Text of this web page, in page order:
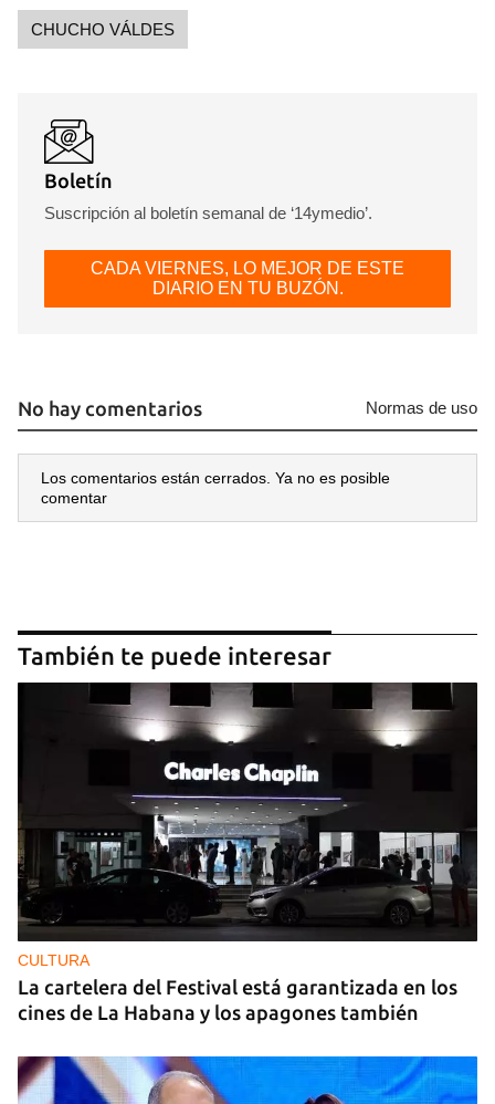
INICIAR SESIÓN
CHUCHO VÁLDES
Boletín
Suscripción al boletín semanal de ‘14ymedio’.
CADA VIERNES, LO MEJOR DE ESTE
DIARIO EN TU BUZÓN.
No hay comentarios Normas de uso
Los comentarios están cerrados. Ya no es posible
comentar
También te puede interesar
CULTURA
La cartelera del Festival está garantizada en los
cines de La Habana y los apagones también